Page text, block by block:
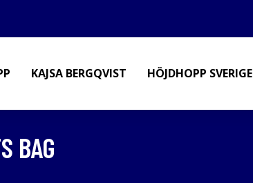
KAJSA BERGQVIST HÖJDHOPP SVERIGE
BAG